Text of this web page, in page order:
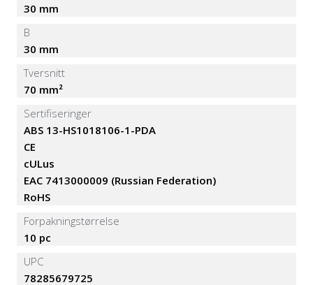
30 mm
B
30 mm
Tversnitt
70 mm²
Sertifiseringer
ABS 13-HS1018106-1-PDA
CE
cULus
EAC 7413000009 (Russian Federation)
RoHS
Forpakningstørrelse
10 pc
UPC
78285679725